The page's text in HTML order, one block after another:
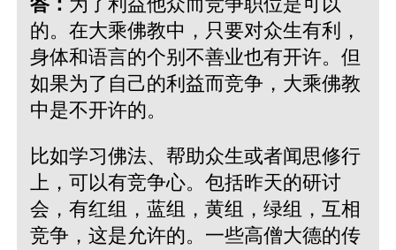
的。在大乘佛教中，只要对众生有利，
身体和语言的个别不善业也有开许。但
如果为了自己的利益而竞争，大乘佛教
中是不开许的。
比如学习佛法、帮助众生或者闻思修行
上，可以有竞争心。包括昨天的研讨
会，有红组，蓝组，黄组，绿组，互相
竞争，这是允许的。一些高僧大德的传